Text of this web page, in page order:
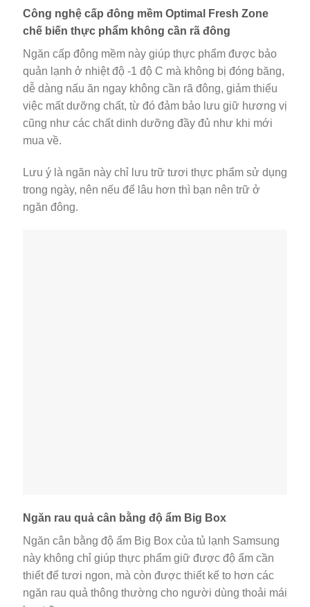
Công nghệ cấp đông mềm Optimal Fresh Zone
chế biến thực phẩm không cần rã đông
Ngăn cấp đông mềm này giúp thực phẩm được bảo
quản lạnh ở nhiệt độ -1 độ C mà không bị đóng băng,
dễ dàng nấu ăn ngay không cần rã đông, giảm thiểu
việc mất dưỡng chất, từ đó đảm bảo lưu giữ hương vị
cũng như các chất dinh dưỡng đầy đủ như khi mới
mua về.
Lưu ý là ngăn này chỉ lưu trữ tươi thực phẩm sử dụng
trong ngày, nên nếu để lâu hơn thì bạn nên trữ ở
ngăn đông.
Ngăn rau quả cân bằng độ ẩm Big Box
Ngăn cân bằng độ ẩm Big Box của tủ lạnh Samsung
này không chỉ giúp thực phẩm giữ được độ ẩm cần
thiết để tươi ngon, mà còn được thiết kế to hơn các
ngăn rau quả thông thường cho người dùng thoải mái